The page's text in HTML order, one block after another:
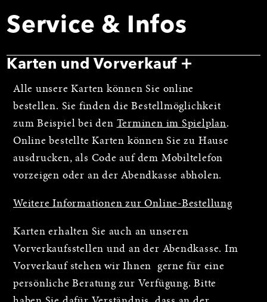
Service & Infos
Karten und Vorverkauf
Alle unsere Karten können Sie online
bestellen. Sie finden die Bestellmöglichkeit
zum Beispiel bei den Terminen im Spielplan.
Online bestellte Karten können Sie zu Hause
ausdrucken, als Code auf dem Mobiltelefon
vorzeigen oder an der Abendkasse abholen.
Weitere Informationen zur Online-Bestellung
Karten erhalten Sie auch an unseren
Vorverkaufsstellen und an der Abendkasse. Im
Vorverkauf stehen wir Ihnen gerne für eine
persönliche Beratung zur Verfügung. Bitte